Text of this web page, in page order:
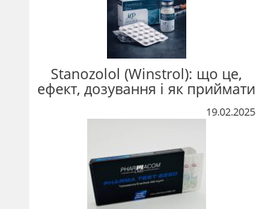
Stanozolol (Winstrol): що це,
ефект, дозування і як приймати
19.02.2025